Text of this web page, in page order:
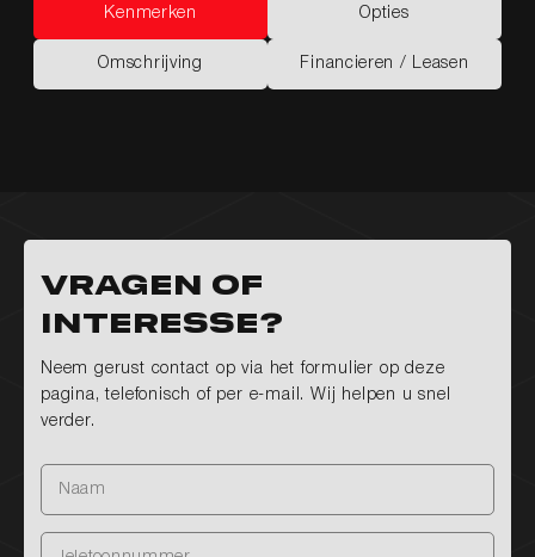
Kenmerken
Kenmerken
Opties
Omschrijving
Omschrijving
Financieren / Leasen
Financieren / Leasen
Vragen of
interesse?
Neem gerust contact op via het formulier op deze
pagina, telefonisch of per e-mail. Wij helpen u snel
verder.